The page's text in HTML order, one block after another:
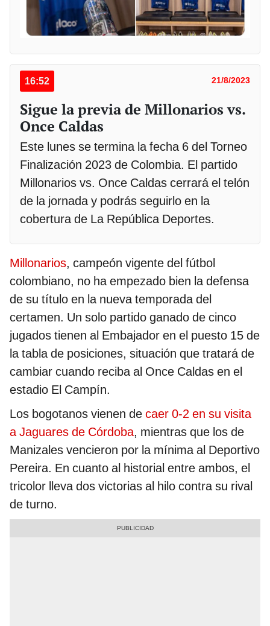
16:52 21/8/2023
Sigue la previa de Millonarios vs.
Once Caldas
Este lunes se termina la fecha 6 del Torneo
Finalización 2023 de Colombia. El partido
Millonarios vs. Once Caldas cerrará el telón
de la jornada y podrás seguirlo en la
cobertura de La República Deportes.
Millonarios, campeón vigente del fútbol
colombiano, no ha empezado bien la defensa
de su título en la nueva temporada del
certamen. Un solo partido ganado de cinco
jugados tienen al Embajador en el puesto 15 de
la tabla de posiciones, situación que tratará de
cambiar cuando reciba al Once Caldas en el
estadio El Campín.
Los bogotanos vienen de caer 0-2 en su visita
a Jaguares de Córdoba, mientras que los de
Manizales vencieron por la mínima al Deportivo
Pereira. En cuanto al historial entre ambos, el
tricolor lleva dos victorias al hilo contra su rival
de turno.